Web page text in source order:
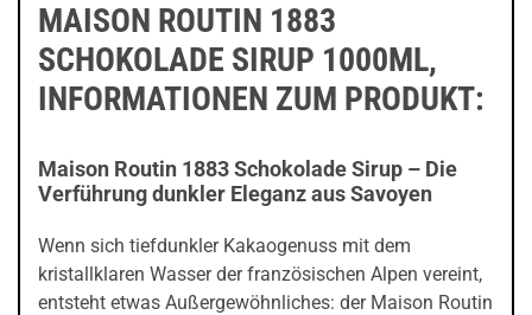
MAISON ROUTIN 1883
SCHOKOLADE SIRUP 1000ML,
INFORMATIONEN ZUM PRODUKT:
Maison Routin 1883 Schokolade Sirup – Die
Verführung dunkler Eleganz aus Savoyen
Wenn sich tiefdunkler Kakaogenuss mit dem
kristallklaren Wasser der französischen Alpen vereint,
entsteht etwas Außergewöhnliches: der Maison Routin